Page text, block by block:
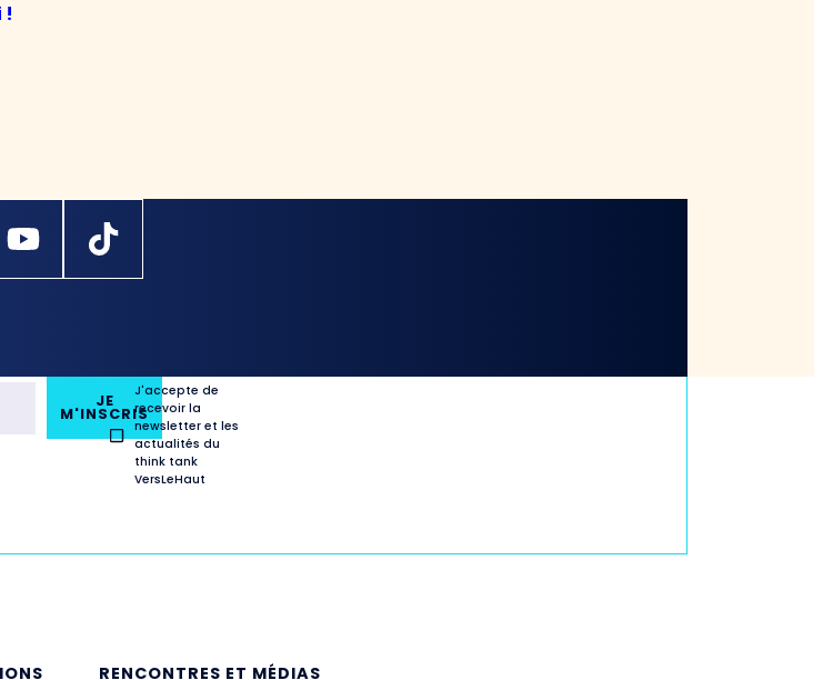
!
JE
M'INSCRIS
J'accepte de
recevoir la
newsletter et les
actualités du
think tank
VersLeHaut
RENCONTRES ET MÉDIAS